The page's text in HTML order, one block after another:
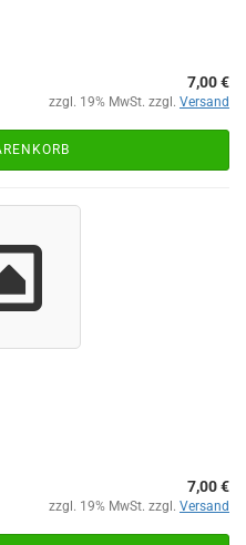
7,00 €
zzgl. 19% MwSt. zzgl. Versand
7,00 €
zzgl. 19% MwSt. zzgl. Versand